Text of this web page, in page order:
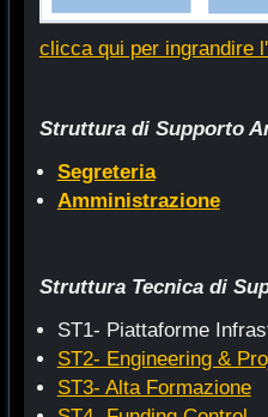
clicca qui per ingrandire
Struttura di Supporto
Segreteria
Amministrazione
Struttura Tecnica di
ST1- Piattaforme
ST2- Engineering &
ST3- Alta Formazione